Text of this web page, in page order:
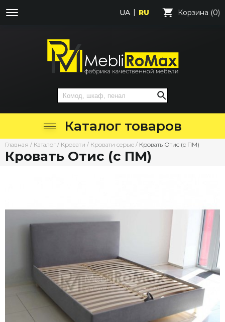
UA RU Корзина (0)
Каталог товаров
Главная / Каталог / Кровати / Кровати серые / Кровать Отис (с ПМ)
Кровать Отис (с ПМ)